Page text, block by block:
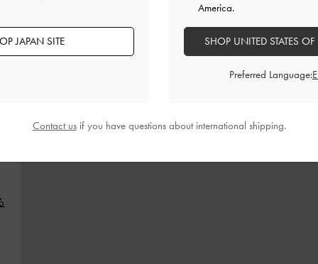
JAPAN SITE
America.
SHOP UNITED STATES
Preferred Language:
Contact usif you have questions about international shipping.